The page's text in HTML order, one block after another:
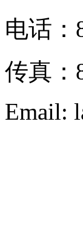
电话：
传真：
Email: